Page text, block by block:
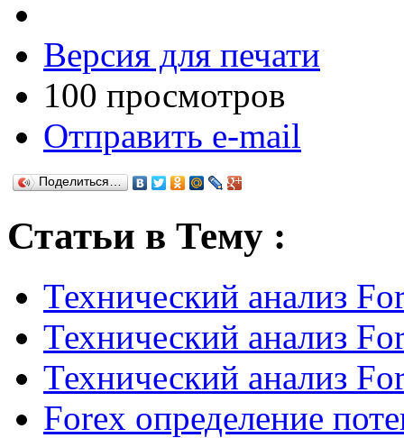
Версия для печати
100 просмотров
Отправить e-mail
Поделиться…
Статьи в Тему :
Технический анализ
Технический анализ
Технический анализ
Forex определение